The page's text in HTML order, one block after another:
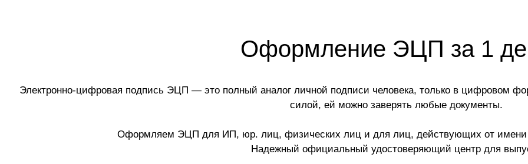
Оформление ЭЦП за 1
Электронно-цифровая подпись ЭЦП — это полный аналог личной подписи человека, только в цифровом
силой, ей можно заверять любые документы.
Оформляем ЭЦП для ИП, юр. лиц, физических лиц и для лиц, действующих от имени
Надежный официальный удостоверяющий центр для